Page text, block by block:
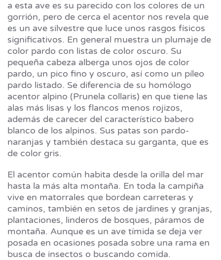
a esta ave es su parecido con los colores de un
gorrión, pero de cerca el acentor nos revela que
es un ave silvestre que luce unos rasgos físicos
significativos. En general muestra un plumaje de
color pardo con listas de color oscuro. Su
pequeña cabeza alberga unos ojos de color
pardo, un pico fino y oscuro, así como un píleo
pardo listado. Se diferencia de su homólogo
acentor alpino (Prunela collaris) en que tiene las
alas más lisas y los flancos menos rojizos,
además de carecer del característico babero
blanco de los alpinos. Sus patas son pardo-
naranjas y también destaca su garganta, que es
de color gris.
El acentor común habita desde la orilla del mar
hasta la más alta montaña. En toda la campiña
vive en matorrales que bordean carreteras y
caminos, también en setos de jardines y granjas,
plantaciones, linderos de bosques, páramos de
montaña. Aunque es un ave tímida se deja ver
posada en ocasiones posada sobre una rama en
busca de insectos o buscando comida.